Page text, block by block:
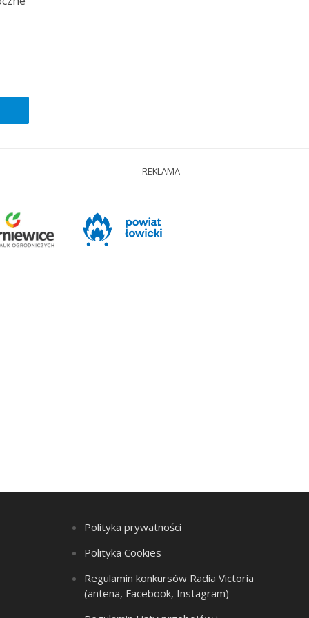
REKLAMA
Polityka prywatności
Polityka Cookies
Regulamin konkursów Radia Victoria
(antena, Facebook, Instagram)